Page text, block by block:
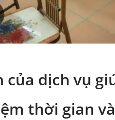
của dịch vụ
thời gian